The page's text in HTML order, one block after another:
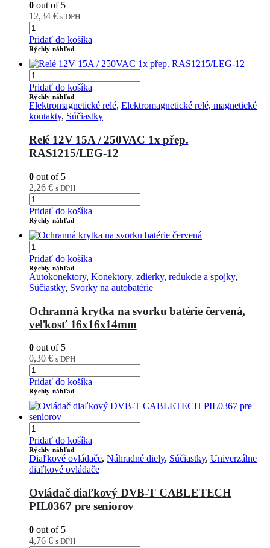
0 out of 5
12,34 € s DPH
Pridať do košíka
Rýchly náhľad
Pridať do košíka
Rýchly náhľad
Elektromagnetické relé, Elektromagnetické relé, magnetické
kontakty, Súčiastky
Relé 12V 15A / 250VAC 1x přep.
RAS1215/LEG-12
0 out of 5
2,26 € s DPH
Pridať do košíka
Rýchly náhľad
Pridať do košíka
Rýchly náhľad
Autokonektory, Konektory, zdierky, redukcie a spojky,
Súčiastky, Svorky na autobatérie
Ochranná krytka na svorku batérie červená,
veľkosť 16x16x14mm
0 out of 5
0,30 € s DPH
Pridať do košíka
Rýchly náhľad
Pridať do košíka
Rýchly náhľad
Diaľkové ovládače, Náhradné diely, Súčiastky, Univerzálne
diaľkové ovládače
Ovládač diaľkový DVB-T CABLETECH
PIL0367 pre seniorov
0 out of 5
4,76 € s DPH